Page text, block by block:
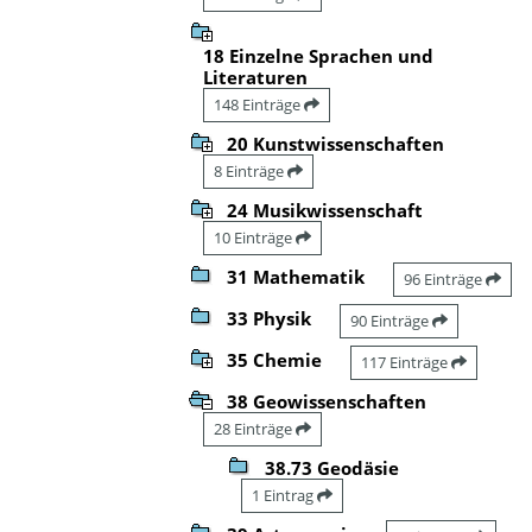
18 Einzelne Sprachen und
Literaturen
148 Einträge
20 Kunstwissenschaften
8 Einträge
24 Musikwissenschaft
10 Einträge
31 Mathematik 96 Einträge
33 Physik 90 Einträge
35 Chemie 117 Einträge
38 Geowissenschaften
28 Einträge
38.73 Geodäsie
1 Eintrag